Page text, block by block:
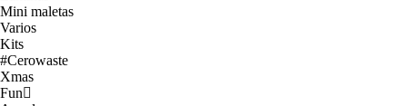
Mini maletas
Varios
Kits
#Cerowaste
Xmas
Fun